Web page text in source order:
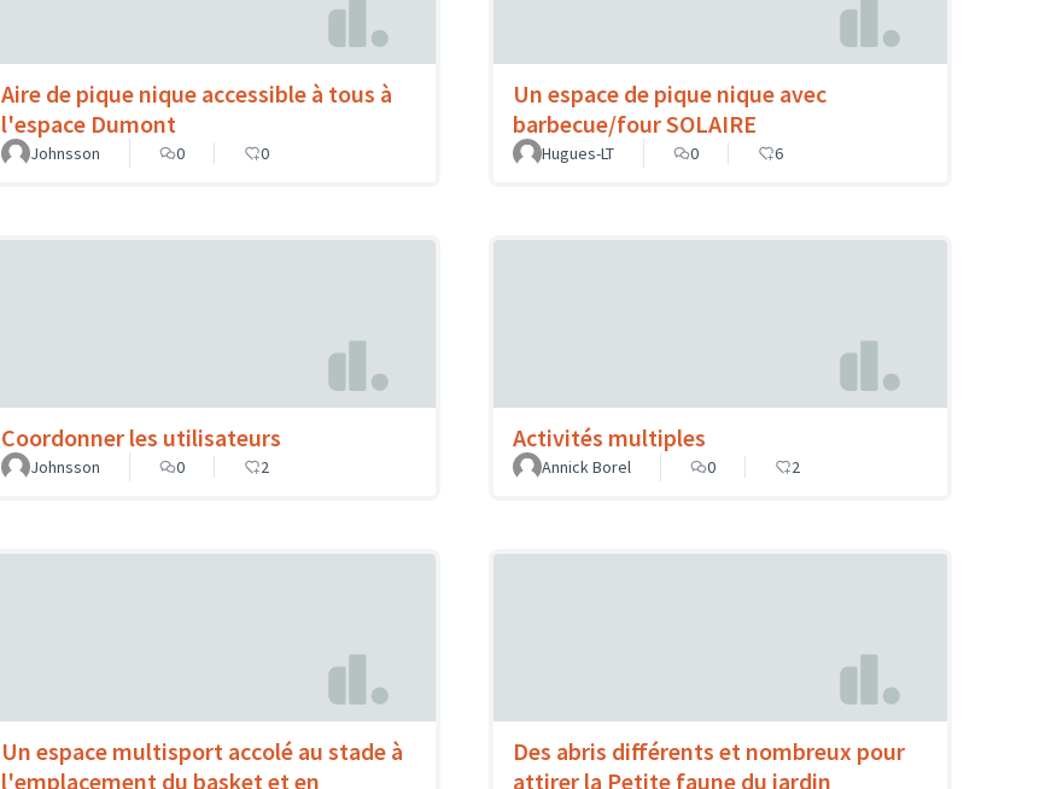
Aire de pique nique accessible à tous à
l'espace Dumont
Johnsson 0 0
Un espace de pique nique avec
barbecue/four SOLAIRE
Hugues-LT 0 6
Coordonner les utilisateurs
Johnsson 0 2
Activités multiples
Annick Borel 0 2
Un espace multisport accolé au stade à
l'emplacement du basket et en
Des abris différents et nombreux pour
attirer la Petite faune du jardin